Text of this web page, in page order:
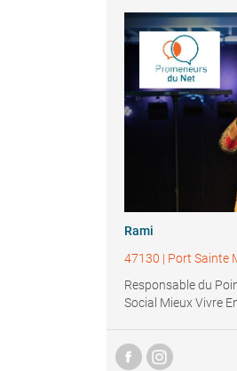
Rami
47130 | Port Sainte
Responsable du
Social Mieux Vivre